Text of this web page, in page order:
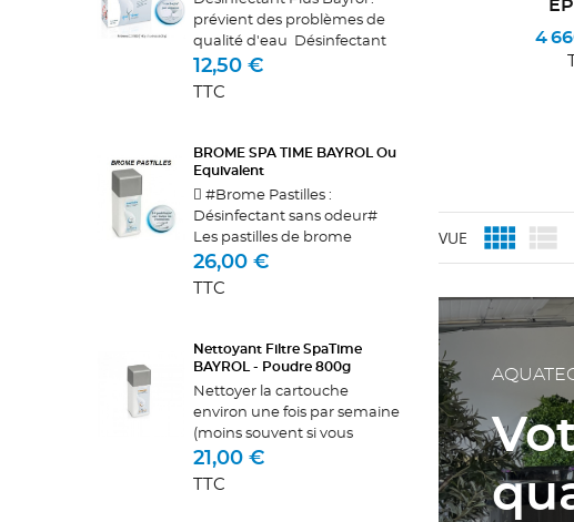
prévient des problèmes de
qualité d'eau Désinfectant
Plus : Prévient des problèmes
de qualité d'eau La
Bayrol...
12,50 €
TTC
BROME SPA TIME BAYROL Ou
Equivalent
 #Brome Pastilles :
Désinfectant sans odeur#
Les pastilles de brome
SpaTime désinfectent
efficacement l’eau de votre
pastilles se...
26,00 €
TTC
Nettoyant Filtre SpaTime
BAYROL - Poudre 800g
Nettoyer la cartouche
environ une fois par semaine
(moins souvent si vous
n'utilisez aue peu votre spa)
et la remplacer
21,00 €
TTC
4
VUE  